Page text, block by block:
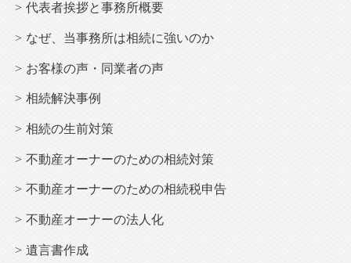
代表者挨拶と事務所概要
なぜ、当事務所は相続に強いのか
お客様の声・同業者の声
相続解決事例
相続の生前対策
不動産オーナーのための相続対策
不動産オーナーのための相続税申告
不動産オーナーの法人化
遺言書作成